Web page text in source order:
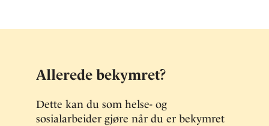
Allerede bekymret?
Dette kan du som helse- og
sosialarbeider gjøre når du er bekymret